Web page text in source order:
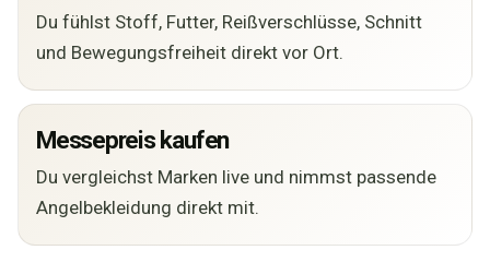
Du fühlst Stoff, Futter, Reißverschlüsse, Schnitt
und Bewegungsfreiheit direkt vor Ort.
Messepreis kaufen
Du vergleichst Marken live und nimmst passende
Angelbekleidung direkt mit.